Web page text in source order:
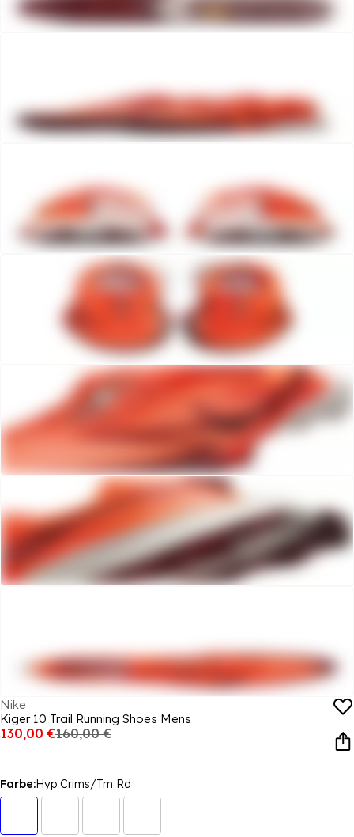
Nike
Kiger 10 Trail Running Shoes Mens
130,00 €160,00 €
Farbe:Hyp Crims/Tm Rd